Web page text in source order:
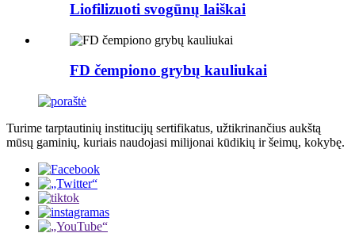
Liofilizuoti svogūnų laiškai
FD čempiono grybų kauliukai
Turime tarptautinių institucijų sertifikatus, užtikrinančius aukštą
mūsų gaminių, kuriais naudojasi milijonai kūdikių ir šeimų, kokybę.